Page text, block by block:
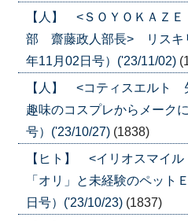
【人】 <ＳＯＹＯＫＡＺ
部 齋藤政人部長> リスキ
年11月02日号）('23/11/02)
【人】 <コティスエルト
趣味のコスプレからメーク
号）('23/10/27) (1838)
【ヒト】 <イリオスマイ
「オリ」と未経験のペット
日号）('23/10/23) (1837)